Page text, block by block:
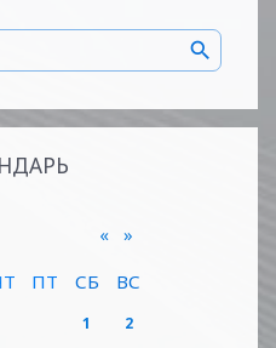
«
»
ПТ СБ ВС
1 2